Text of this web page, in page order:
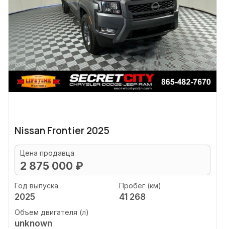
Nissan Frontier 2025
Цена продавца
2 875 000 ₽
Год выпуска
2025
Пробег (км)
41 268
Объем двигателя (л)
unknown